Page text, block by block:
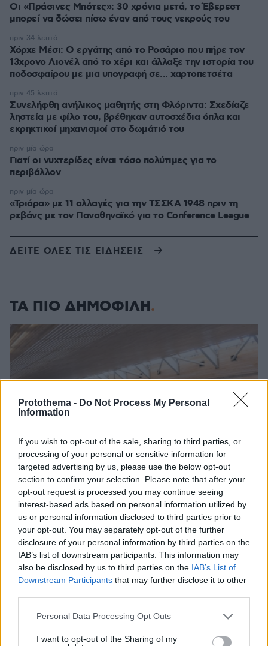
Protothema - Do Not Process My Personal
Information
If you wish to opt-out of the sale, sharing to third parties, or
processing of your personal or sensitive information for
targeted advertising by us, please use the below opt-out
section to confirm your selection. Please note that after your
opt-out request is processed you may continue seeing
interest-based ads based on personal information utilized by
us or personal information disclosed to third parties prior to
your opt-out. You may separately opt-out of the further
disclosure of your personal information by third parties on the
IAB’s list of downstream participants. This information may
also be disclosed by us to third parties on the IAB’s List of
Downstream Participants that may further disclose it to other
Please note that this website/app uses one or more Google
not limited to your visit or usage behaviour. You may click to
Personal Data Processing Opt Outs
I want to opt-out of the Sharing of my
Οι «Πράσινες Μπότες»: 30 χρόνια μετά, το Έβερεστ
μπορεί να δώσει πίσω έναν από τους νεκρούς του
Χόρχε Μέσι: Ο εργάτης από το Ροσάριο που πήρε τον
13χρονο Λιονέλ από το χέρι και άλλαξε την ιστορία του
ποδοσφαίρου με μια υπογραφή σε... χαρτοπετσέτα
πριν 34 λεπτά
Συνελήφθη ανήλικος μαθητής στη Φλόριντα: Σχεδίαζε
ληστεία με φίλο του, βρέθηκαν αυτοσχέδια όπλα και
εκρηκτικοί μηχανισμοί στο δωμάτιό του
πριν 45 λεπτά
Γιατί οι νυχτερίδες είναι τόσο πολύτιμες για το
περιβάλλον
πριν μία ώρα
«Τριάρα» με 11 αλλαγές για την ΤΣΣΚΑ 1948 πριν τη
ρεβάνς με τον Παναθηναϊκό για το Conference League
πριν μία ώρα
ΔΕΙΤΕ ΟΛΕΣ ΤΙΣ ΕΙΔΗΣΕΙΣ
ΤΑ ΠΙΟ ΔΗΜΟΦΙΛΗ
Μυστήριο 3.500 ετών στη Σαντορίνη: Ο 15χρονος
που δεν πρόλαβε να ξεφύγει από το τσουνάμι
μπορεί ν' αλλάξει τη χρονολογία της μεγάλης
έκρηξης
08.08.2026, 18:08